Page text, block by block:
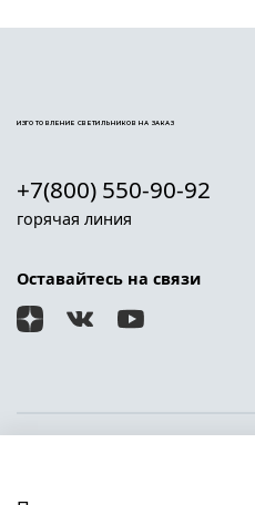
ИЗГОТОВЛЕНИЕ СВЕТИЛЬНИКОВ НА ЗАКАЗ
+7(800) 550-90-92
горячая линия
Оставайтесь на связи